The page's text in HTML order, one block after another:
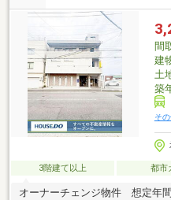
間
建
土
築
そ
3階建て以上 都市
オーナーチェンジ物件 想定年